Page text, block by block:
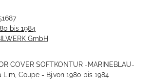
bis 1984
GmbH
COVER SOFTKONTUR -MARINEBLAU-
Coupe - Bj.von 1980 bis 1984